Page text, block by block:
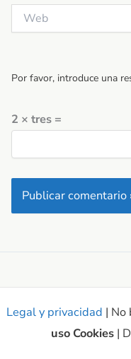
Web
Por favor, introduce una
2 × tres =
Legal y privacidad | No
uso Cookies |